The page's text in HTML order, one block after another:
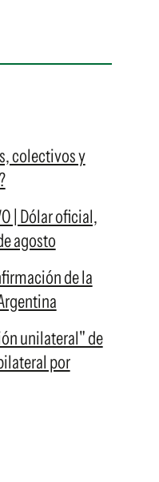
colectivos y
| Dólar oficial,
agosto
de la
unilateral" de
por